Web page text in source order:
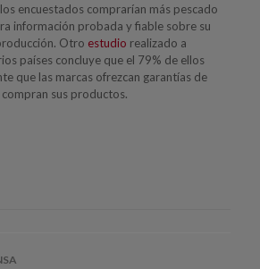
encuestados comprarían más pescado
información probada y fiable sobre su
Otro estudio realizado a
países concluye que el 79% de ellos
que las marcas ofrezcan garantías de
sus productos.